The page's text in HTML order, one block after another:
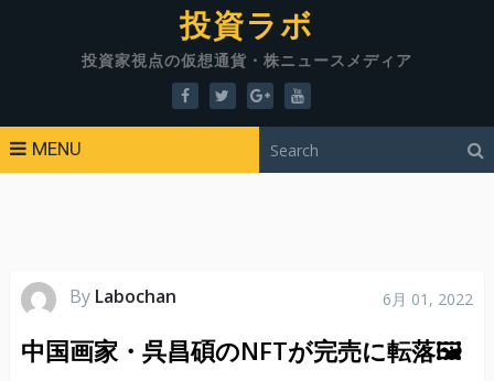
投資ラボ
投資家視点の仮想通貨・株ニュースメディア
MENU
By Labochan 6月 01, 2022
中国画家・呉昌碩のNFTが完売に転落🖼